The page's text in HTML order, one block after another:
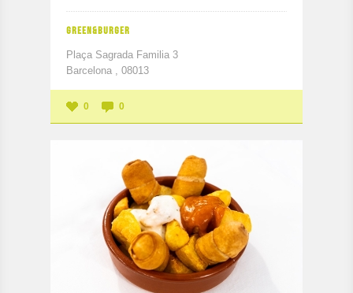
GREEN&BURGER
Plaça Sagrada Familia 3
Barcelona , 08013
0 0